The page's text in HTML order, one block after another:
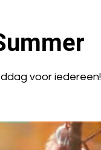
voor iedereen!